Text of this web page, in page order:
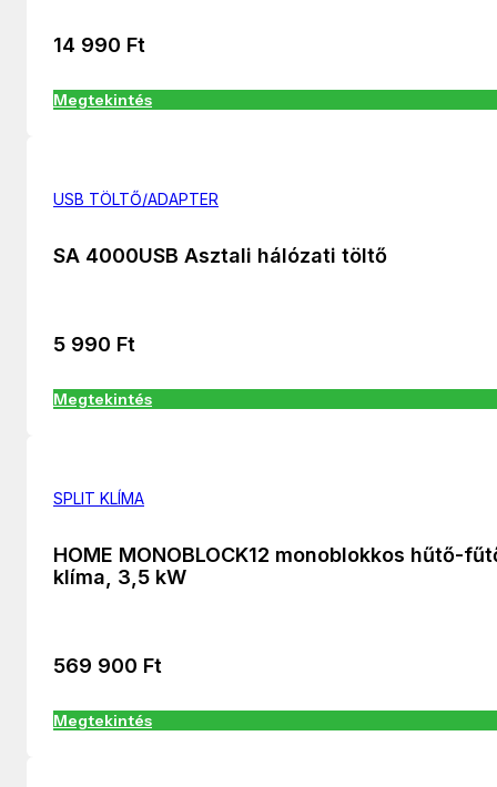
14 990 Ft
Megtekintés
USB TÖLTŐ/ADAPTER
SA 4000USB Asztali hálózati töltő
5 990 Ft
Megtekintés
SPLIT KLÍMA
HOME MONOBLOCK12 monoblokkos hűtő-
klíma, 3,5 kW
569 900 Ft
Megtekintés